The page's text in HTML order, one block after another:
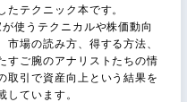
テクニック本です。
使うテクニカルや株価動向
場の読み方、得する方法、
すご腕のアナリストたちの情
取引で資産向上という結果を
ています。